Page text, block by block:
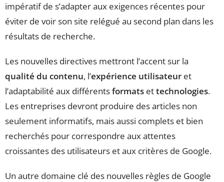
impératif de s’adapter aux exigences récentes pour
éviter de voir son site relégué au second plan dans les
résultats de recherche.
Les nouvelles directives mettront l’accent sur la
qualité du contenu, l’expérience utilisateur et
l’adaptabilité aux différentsformats ettechnologies.
Les entreprises devront produire des articles non
seulement informatifs, mais aussi complets et bien
recherchés pour correspondre aux attentes
croissantes des utilisateurs et aux critères de Google.
Un autre domaine clé des nouvelles règles de Google